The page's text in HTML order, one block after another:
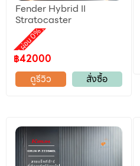
Fender Hybrid II
Stratocaster
ผ่อน 0%
,
ลดราคา
฿42000
ดูรีวิว
สั่งซื้อ